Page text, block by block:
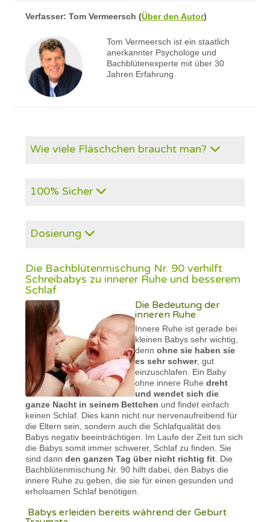
Verfasser:Tom Vermeersch (Über den Autor)
Tom Vermeersch ist ein staatlich
anerkannter Psychologe und
Bachblütenexperte mit über 30
Jahren Erfahrung.
Wie viele Fläschchen braucht man?
100% Sicher
Dosierung
Die Bachblütenmischung Nr. 90 verhilft
Schreibabys zu innerer Ruhe und besserem
Schlaf
Die Bedeutung der
inneren Ruhe
Innere Ruhe ist gerade bei
kleinen Babys sehr wichtig,
dennohne sie haben sie
es sehr schwer, gut
einzuschlafen. Ein Baby
ohne innere Ruhedreht
und wendet sich die
ganze Nacht in seinem Bettchen und findet einfach
keinen Schlaf. Dies kann nicht nur nervenaufreibend für
die Eltern sein, sondern auch die Schlafqualität des
Babys negativ beeinträchtigen. Im Laufe der Zeit tun sich
die Babys somit immer schwerer, Schlaf zu finden. Sie
sind dannden ganzen Tag über nicht richtig fit . Die
Bachblütenmischung Nr. 90 hilft dabei, den Babys die
innere Ruhe zu geben, die sie für einen gesunden und
erholsamen Schlaf benötigen.
Babys erleiden bereits während der Geburt